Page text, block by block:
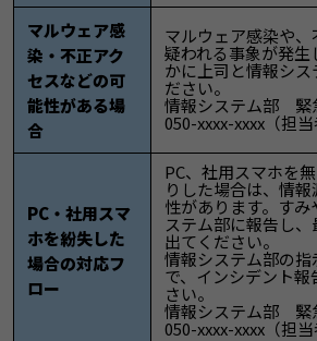
マルウェア感
染・不正アク
セスなどの可
能性がある場
合
マルウェア感染や
疑われる事象が発
かに上司と情報シス
ださい。
情報システム部 緊
050-xxxx-xxxx（担
PC・社用スマ
ホを紛失した
場合の対応フ
ロー
​​​​PC、社用スマホを
りした場合は、情
性があります。す
ステム部に報告し
出てください。
情報システム部の
で、インシデント
さい。
情報システム部 緊
050-xxxx-xxxx（担